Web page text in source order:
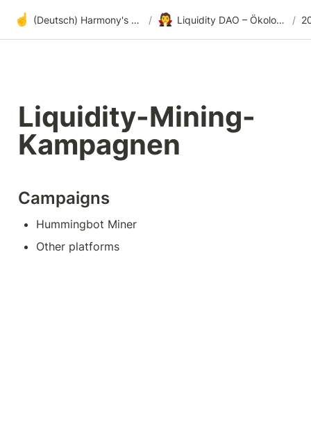
☝️ (Deutsch) Harmony's offene Entwicklung / 🧛 Liquidity DAO – Ökologische Marktgestaltung /
Liquidity-Mining-
Kampagnen
Campaigns
Hummingbot Miner
Other platforms